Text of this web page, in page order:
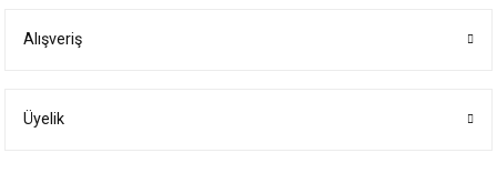
Ürün bilgilerinde hatalar bulunuyor.
Alışveriş
Üyelik